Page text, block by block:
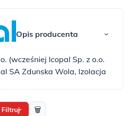
Opis producenta ›
(wcześniej Icopal Sp. z o.o.
SA Zdunska Wola, Izolacja
w Polsce.
Filtruj› 🗑